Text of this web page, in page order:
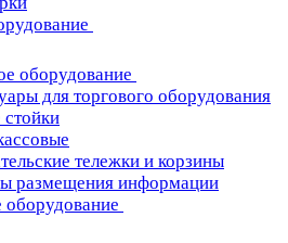
оборудование
для торгового оборудования
тележки и корзины
размещения информации
оборудование